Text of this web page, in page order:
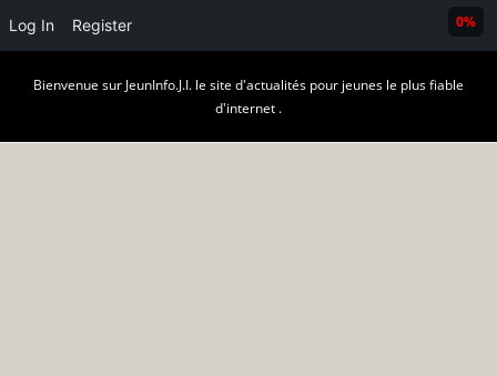
Log In Register
Bienvenue sur JeunInfo.J.I. le site d'actualités pour jeunes le plus fiable
d'internet .
0%